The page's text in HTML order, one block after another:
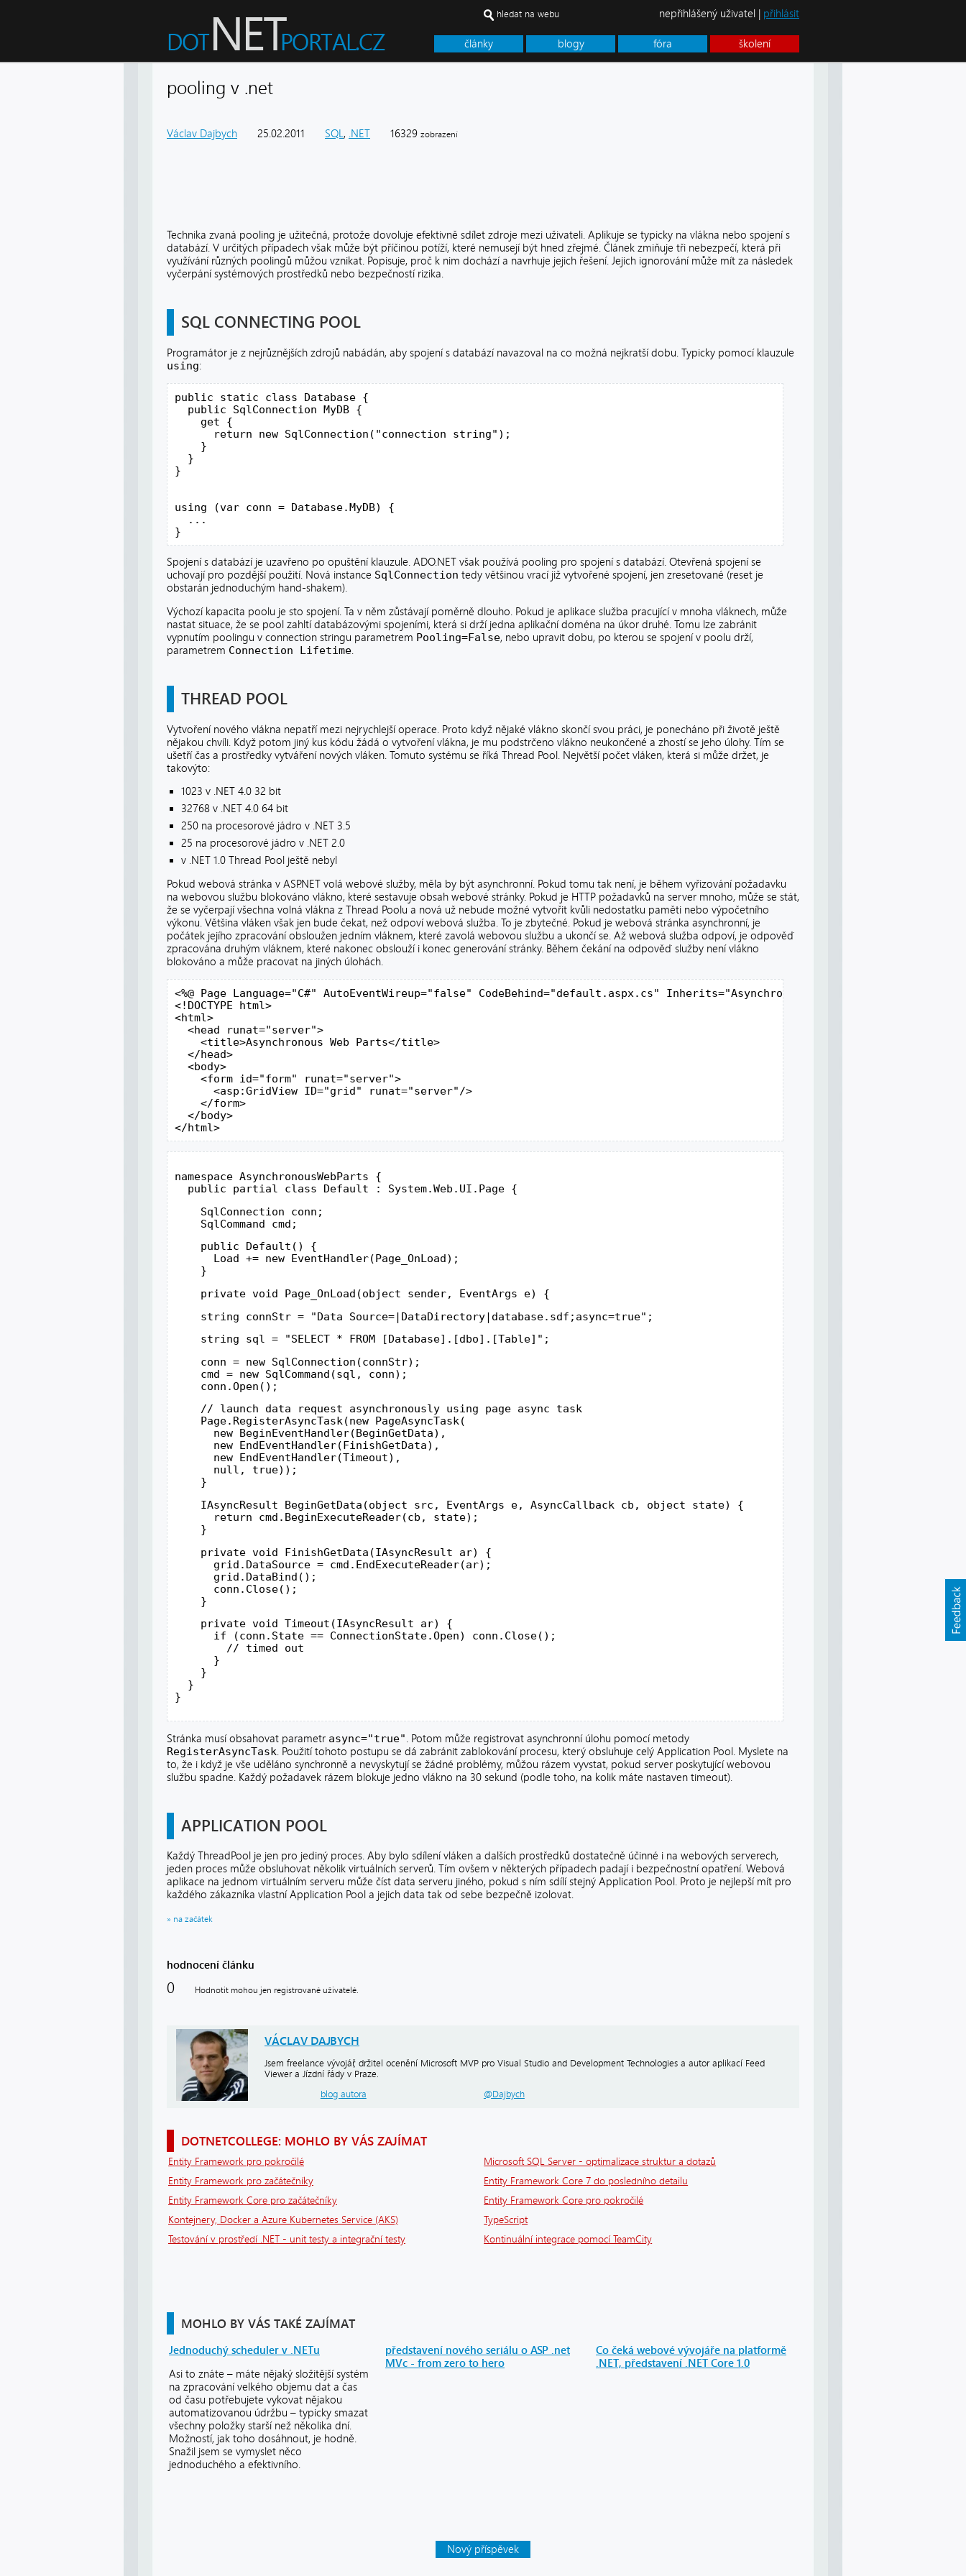
články blogy fóra školení
hledat na webu nepřihlášený uživatel | přihlásit
pooling v .net
Václav Dajbych 25.02.2011 SQL, .NET 16329 zobrazení
Technika zvaná pooling je užitečná, protože dovoluje efektivně sdílet zdroje mezi uživateli. Aplikuje se typicky na vlákna nebo spojení s
databází. V určitých případech však může být příčinou potíží, které nemusejí být hned zřejmé. Článek zmiňuje tři nebezpečí, která při
využívání různých poolingů můžou vznikat. Popisuje, proč k nim dochází a navrhuje jejich řešení. Jejich ignorování může mít za následek
vyčerpání systémových prostředků nebo bezpečností rizika.
SQL CONNECTING POOL
Programátor je z nejrůznějších zdrojů nabádán, aby spojení s databází navazoval na co možná nejkratší dobu. Typicky pomocí klauzule
using:
public static class Database {
  public SqlConnection MyDB {
    get {
      return new SqlConnection("connection string");
    }
  }
}
using (var conn = Database.MyDB) {
  ...
}
Spojení s databází je uzavřeno po opuštění klauzule. ADO.NET však používá pooling pro spojení s databází. Otevřená spojení se
uchovají pro pozdější použití. Nová instance SqlConnection tedy většinou vrací již vytvořené spojení, jen zresetované (reset je
obstarán jednoduchým hand-shakem).
Výchozí kapacita poolu je sto spojení. Ta v něm zůstávají poměrně dlouho. Pokud je aplikace služba pracující v mnoha vláknech, může
nastat situace, že se pool zahltí databázovými spojeními, která si drží jedna aplikační doména na úkor druhé. Tomu lze zabránit
vypnutím poolingu v connection stringu parametrem Pooling=False, nebo upravit dobu, po kterou se spojení v poolu drží,
parametrem Connection Lifetime.
THREAD POOL
Vytvoření nového vlákna nepatří mezi nejrychlejší operace. Proto když nějaké vlákno skončí svou práci, je ponecháno při životě ještě
nějakou chvíli. Když potom jiný kus kódu žádá o vytvoření vlákna, je mu podstrčeno vlákno neukončené a zhostí se jeho úlohy. Tím se
ušetří čas a prostředky vytváření nových vláken. Tomuto systému se říká Thread Pool. Největší počet vláken, která si může držet, je
takovýto:
1023 v .NET 4.0 32 bit
32768 v .NET 4.0 64 bit
250 na procesorové jádro v .NET 3.5
25 na procesorové jádro v .NET 2.0
v .NET 1.0 Thread Pool ještě nebyl
Pokud webová stránka v ASP.NET volá webové služby, měla by být asynchronní. Pokud tomu tak není, je během vyřizování požadavku
na webovou službu blokováno vlákno, které sestavuje obsah webové stránky. Pokud je HTTP požadavků na server mnoho, může se stát,
že se vyčerpají všechna volná vlákna z Thread Poolu a nová už nebude možné vytvořit kvůli nedostatku paměti nebo výpočetního
výkonu. Většina vláken však jen bude čekat, než odpoví webová služba. To je zbytečné. Pokud je webová stránka asynchronní, je
počátek jejího zpracování obsloužen jedním vláknem, které zavolá webovou službu a ukončí se. Až webová služba odpoví, je odpověď
zpracována druhým vláknem, které nakonec obslouží i konec generování stránky. Během čekání na odpověď služby není vlákno
blokováno a může pracovat na jiných úlohách.
<%@ Page Language="C#" AutoEventWireup="false" CodeBehind="default.aspx.cs" Inherits="AsynchronousWebParts.Default"
<!DOCTYPE html>
<html>
  <head runat="server">
    <title>Asynchronous Web Parts</title>
  </head>
  <body>
    <form id="form" runat="server">
      <asp:GridView ID="grid" runat="server"/>
    </form>
  </body>
</html>
namespace AsynchronousWebParts {
public partial class Default : System.Web.UI.Page {
SqlConnection conn;
SqlCommand cmd;
public Default() {
Load += new EventHandler(Page_OnLoad);
}
private void Page_OnLoad(object sender, EventArgs e) {
string connStr = "Data Source=|DataDirectory|database.sdf;async=true";
string sql = "SELECT * FROM [Database].[dbo].[Table]";
conn = new SqlConnection(connStr);
cmd = new SqlCommand(sql, conn);
conn.Open();
// launch data request asynchronously using page async task
Page.RegisterAsyncTask(new PageAsyncTask(
new BeginEventHandler(BeginGetData),
new EndEventHandler(FinishGetData),
new EndEventHandler(Timeout),
null, true));
}
IAsyncResult BeginGetData(object src, EventArgs e, AsyncCallback cb, object state) {
return cmd.BeginExecuteReader(cb, state);
}
private void FinishGetData(IAsyncResult ar) {
grid.DataSource = cmd.EndExecuteReader(ar);
grid.DataBind();
conn.Close();
}
private void Timeout(IAsyncResult ar) {
if (conn.State == ConnectionState.Open) conn.Close();
// timed out
}
}
}
}
Stránka musí obsahovat parametr async="true". Potom může registrovat asynchronní úlohu pomocí metody
RegisterAsyncTask. Použití tohoto postupu se dá zabránit zablokování procesu, který obsluhuje celý Application Pool. Myslete na
to, že i když je vše uděláno synchronně a nevyskytují se žádné problémy, můžou rázem vyvstat, pokud server poskytující webovou
službu spadne. Každý požadavek rázem blokuje jedno vlákno na 30 sekund (podle toho, na kolik máte nastaven timeout).
APPLICATION POOL
Každý ThreadPool je jen pro jediný proces. Aby bylo sdílení vláken a dalších prostředků dostatečně účinné i na webových serverech,
jeden proces může obsluhovat několik virtuálních serverů. Tím ovšem v některých případech padají i bezpečnostní opatření. Webová
aplikace na jednom virtuálním serveru může číst data serveru jiného, pokud s ním sdílí stejný Application Pool. Proto je nejlepší mít pro
každého zákazníka vlastní Application Pool a jejich data tak od sebe bezpečně izolovat.
» na začátek
hodnocení článku
0 Hodnotit mohou jen registrované uživatelé.
VÁCLAV DAJBYCH
Jsem freelance vývojář, držitel ocenění Microsoft MVP pro Visual Studio and Development Technologies a autor aplikací Feed
Viewer a Jízdní řády v Praze.
blog autora
@Dajbych
DOTNETCOLLEGE: MOHLO BY VÁS ZAJÍMAT
Entity Framework pro pokročilé
Microsoft SQL Server - optimalizace struktur a dotazů
Entity Framework pro začátečníky
Entity Framework Core 7 do posledního detailu
Entity Framework Core pro začátečníky
Entity Framework Core pro pokročilé
Kontejnery, Docker a Azure Kubernetes Service (AKS)
TypeScript
Testování v prostředí .NET - unit testy a integrační testy
Kontinuální integrace pomocí TeamCity
MOHLO BY VÁS TAKÉ ZAJÍMAT
Jednoduchý scheduler v .NETu
Asi to znáte – máte nějaký složitější systém
na zpracování velkého objemu dat a čas
od času potřebujete vykovat nějakou
automatizovanou údržbu – typicky smazat
všechny položky starší než několika dní.
Možností, jak toho dosáhnout, je hodně.
Snažil jsem se vymyslet něco
jednoduchého a efektivního.
představení nového seriálu o ASP .net
MVc - from zero to hero
Co čeká webové vývojáře na platformě
.NET, představení .NET Core 1.0
Nový příspěvek